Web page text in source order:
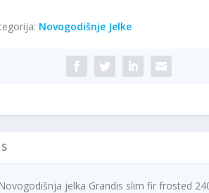
Novogodišnje Jelke
Novogodišnja jelka Grandis slim fir frosted